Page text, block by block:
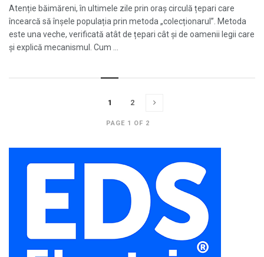
Atenție băimăreni, în ultimele zile prin oraș circulă țepari care
încearcă să înșele populația prin metoda „colecționarul”. Metoda
este una veche, verificată atât de țepari cât și de oamenii legii care
și explică mecanismul. Cum ...
PAGE 1 OF 2
1 2